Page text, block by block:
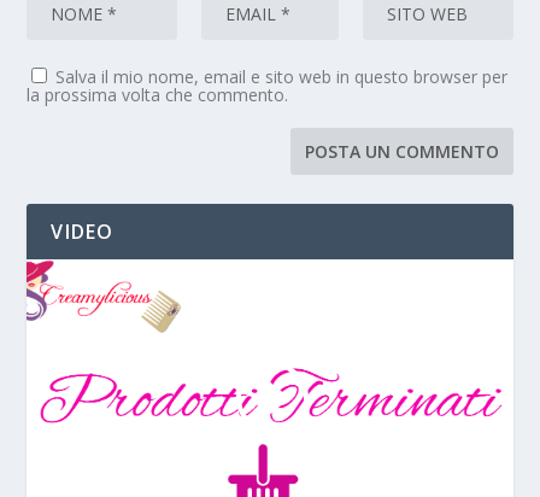
Salva il mio nome, email e sito web in questo browser per
la prossima volta che commento.
VIDEO